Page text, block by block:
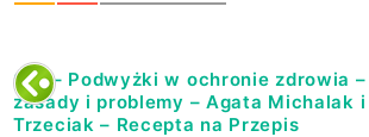
051 – Podwyżki w ochronie zdrowia
zasady i problemy – Agata Michalak i
Trzeciak – Recepta na Przepis